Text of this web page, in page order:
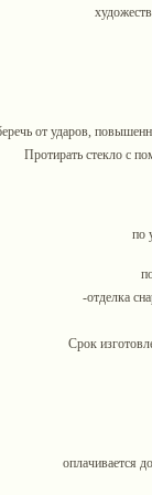
от ударов,
Протирать стекло с
по
-отделка
Срок
оплачивается